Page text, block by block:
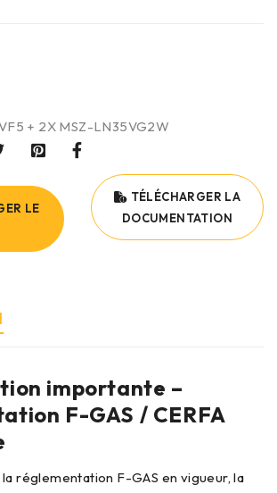
+ 2X MSZ-LN35VG2W
LE
TÉLÉCHARGER LA
DOCUMENTATION
importante –
F-GAS / CERFA
réglementation F-GAS en vigueur, la